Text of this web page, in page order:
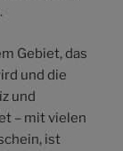
Gebiet, das
und die
und
– mit vielen
ist